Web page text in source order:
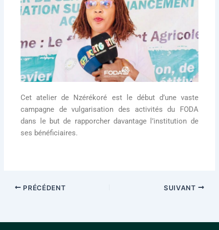
Cet atelier de Nzérékoré est le début d’une vaste
campagne de vulgarisation des activités du FODA
dans le but de rapporcher davantage l’institution de
ses bénéficiaires.
PRÉCÉDENT SUIVANT